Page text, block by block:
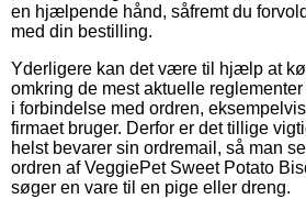
en hjælpende hånd, såfremt du
med din bestilling.
Yderligere kan det være til hjælp at
omkring de mest aktuelle
i forbindelse med ordren,
firmaet bruger. Derfor er det tillige
helst bevarer sin ordremail, så man
ordren af VeggiePet Sweet Potato
søger en vare til en pige eller dreng.